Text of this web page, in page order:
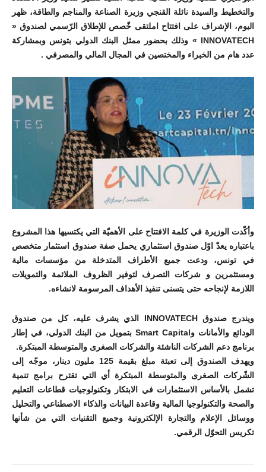
والتخطيط والسيدة نائلة القنجي وزيرة الصناعة والمناجم والطاقة، ظهر
اليوم، الإشراف على افتتاح املتقى خّصص للإطلاق الرّسمي لصندوق «
INNOVATECH » وذلك بحضور ممثل البنك الدولي بتونس وبمشاركة
عدد هام من الخبراء والمختصين في المجال المالي والمصرفي .
وأكّدت الوزيرة في كلمة الافتتاح على الأهميّة التي يكتسيها هذا المشروع
باعتباره يعدّ اوّل صندوق استثماري يحمل صفة صندوق استثمار متخصص
في تونس، ودعت جميع الأطراف المتدخلة من مؤسسات مالية
ومستثمرين و شركات التصرف لتوفير الظروف الملائمة والتمويلات
اللازمة لإنجاحه حتى يتسنى تنفيذ الأهداف المرسومة لانشاءه.
ويندرج صندوق INNOVATECH الذي يشرف عليه، كل من صندوق
الودائع والأمانات وSmart Capital بتمويل من البنك الدولي، في إطار
برنامج دعم الشركات الناشئة والشركات الصغرى والمتوسطة المبتكرة.
ويهدف الصندوق إلى تعبئة مبلغ بقيمة 125 مليون دينار، موجّه إلى
الشّركات الصغرى والمتوسطة المبتكرة أي التي تقترح برامج تنمية
تشمل بالأساس الاستثمارات في الابتكار وتكنولوجيات قطاعات التعليم
والصحة والتكنولوجيا المالية وقاعدة البيانات والذكاء الاصطناعي والتحليل
ووسائل الإعلام والتجارة الإلكترونية وجميع التقنيات التي من شأنها
تكريس التحوّل الرقمي.